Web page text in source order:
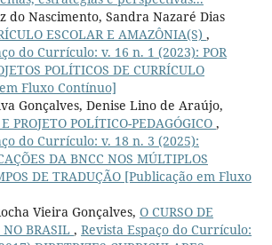
do Nascimento, Sandra Nazaré Dias
ESCOLAR E AMAZÔNIA(S) ,
do Currículo: v. 16 n. 1 (2023): POR
POLÍTICOS DE CURRÍCULO
Fluxo Contínuo]
Gonçalves, Denise Lino de Araújo,
PROJETO POLÍTICO-PEDAGÓGICO ,
do Currículo: v. 18 n. 3 (2025):
DA BNCC NOS MÚLTIPLOS
DE TRADUÇÃO [Publicação em Fluxo
Vieira Gonçalves, O CURSO DE
BRASIL , Revista Espaço do Currículo: